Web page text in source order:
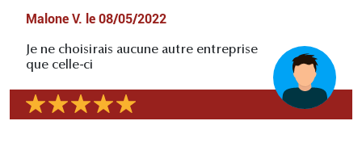
Malone V. le 08/05/2022
Je ne choisirais aucune autre entreprise
que celle-ci